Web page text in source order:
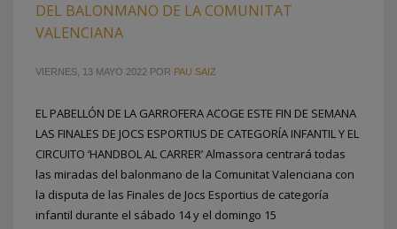
DEL BALONMANO DE LA COMUNITAT
VALENCIANA
VIERNES, 13 MAYO 2022 POR PAU SAIZ
EL PABELLÓN DE LA GARROFERA ACOGE ESTE FIN DE SEMANA
LAS FINALES DE JOCS ESPORTIUS DE CATEGORÍA INFANTIL Y EL
CIRCUITO ‘HANDBOL AL CARRER’ Almassora centrará todas
las miradas del balonmano de la Comunitat Valenciana con
la disputa de las Finales de Jocs Esportius de categoría
infantil durante el sábado 14 y el domingo 15